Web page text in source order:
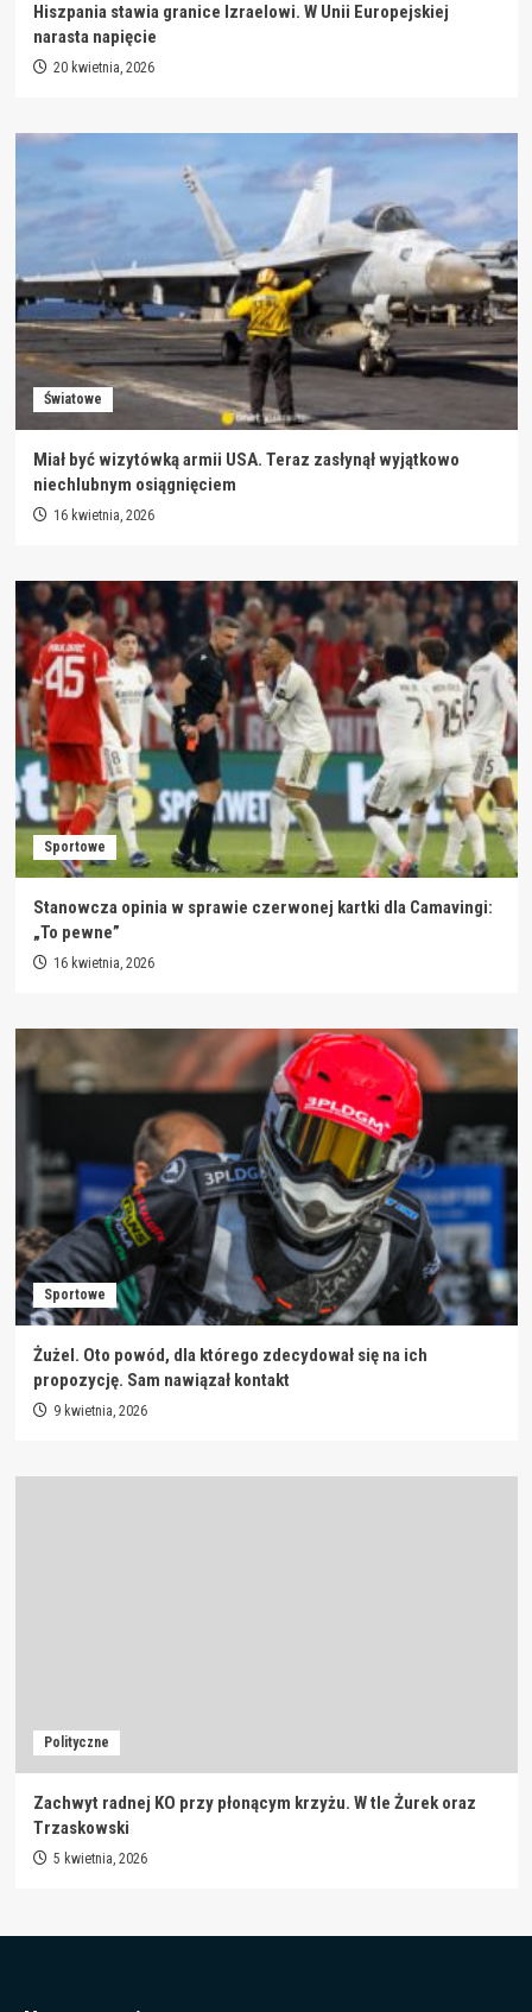
Hiszpania stawia granice Izraelowi. W Unii Europejskiej
narasta napięcie
20 kwietnia, 2026
Światowe
Miał być wizytówką armii USA. Teraz zasłynął wyjątkowo
niechlubnym osiągnięciem
16 kwietnia, 2026
Sportowe
Stanowcza opinia w sprawie czerwonej kartki dla Camavingi:
„To pewne”
16 kwietnia, 2026
Sportowe
Żużel. Oto powód, dla którego zdecydował się na ich
propozycję. Sam nawiązał kontakt
9 kwietnia, 2026
Polityczne
Zachwyt radnej KO przy płonącym krzyżu. W tle Żurek oraz
Trzaskowski
5 kwietnia, 2026